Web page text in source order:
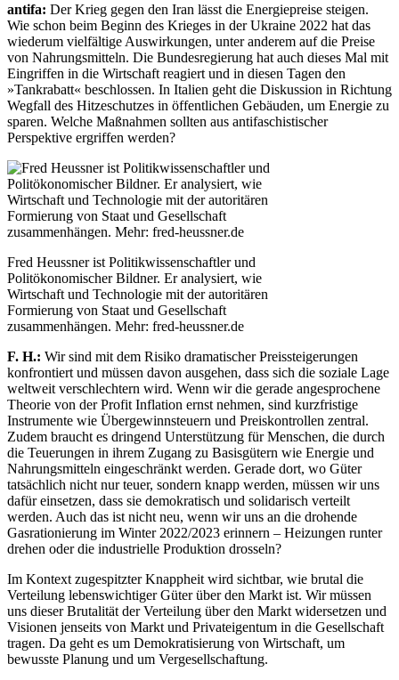
antifa: Der Krieg gegen den Iran lässt die Energiepreise steigen.
Wie schon beim Beginn des Krieges in der Ukraine 2022 hat das
wiederum vielfältige Auswirkungen, unter anderem auf die Preise
von Nahrungsmitteln. Die Bundesregierung hat auch dieses Mal mit
Eingriffen in die Wirtschaft reagiert und in diesen Tagen den
»Tankrabatt« beschlossen. In Italien geht die Diskussion in Richtung
Wegfall des Hitzeschutzes in öffentlichen Gebäuden, um Energie zu
sparen. Welche Maßnahmen sollten aus antifaschistischer
Perspektive ergriffen werden?
Fred Heussner ist Politikwissenschaftler und
Politökonomischer Bildner. Er analysiert, wie
Wirtschaft und Technologie mit der autoritären
Formierung von Staat und Gesellschaft
zusammenhängen. Mehr: fred-heussner.de
F. H.: Wir sind mit dem Risiko dramatischer Preissteigerungen
konfrontiert und müssen davon ausgehen, dass sich die soziale Lage
weltweit verschlechtern wird. Wenn wir die gerade angesprochene
Theorie von der Profit Inflation ernst nehmen, sind kurzfristige
Instrumente wie Übergewinnsteuern und Preiskontrollen zentral.
Zudem braucht es dringend Unterstützung für Menschen, die durch
die Teuerungen in ihrem Zugang zu Basisgütern wie Energie und
Nahrungsmitteln eingeschränkt werden. Gerade dort, wo Güter
tatsächlich nicht nur teuer, sondern knapp werden, müssen wir uns
dafür einsetzen, dass sie demokratisch und solidarisch verteilt
werden. Auch das ist nicht neu, wenn wir uns an die drohende
Gasrationierung im Winter 2022/2023 erinnern – Heizungen runter
drehen oder die industrielle Produktion drosseln?
Im Kontext zugespitzter Knappheit wird sichtbar, wie brutal die
Verteilung lebenswichtiger Güter über den Markt ist. Wir müssen
uns dieser Brutalität der Verteilung über den Markt widersetzen und
Visionen jenseits von Markt und Privateigentum in die Gesellschaft
tragen. Da geht es um Demokratisierung von Wirtschaft, um
bewusste Planung und um Vergesellschaftung.